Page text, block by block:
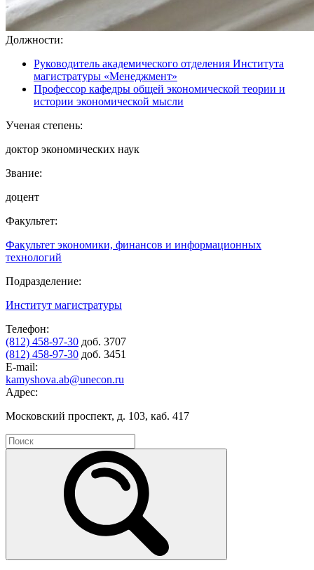
Должности:
Руководитель академического отделения Института
магистратуры «Менеджмент»
Профессор кафедры общей экономической теории и
истории экономической мысли
Ученая степень:
доктор экономических наук
Звание:
доцент
Факультет:
Факультет экономики, финансов и информационных
технологий
Подразделение:
Институт магистратуры
Телефон:
(812) 458-97-30 доб. 3707
(812) 458-97-30 доб. 3451
E-mail:
kamyshova.ab@unecon.ru
Адрес:
Московский проспект, д. 103, каб. 417